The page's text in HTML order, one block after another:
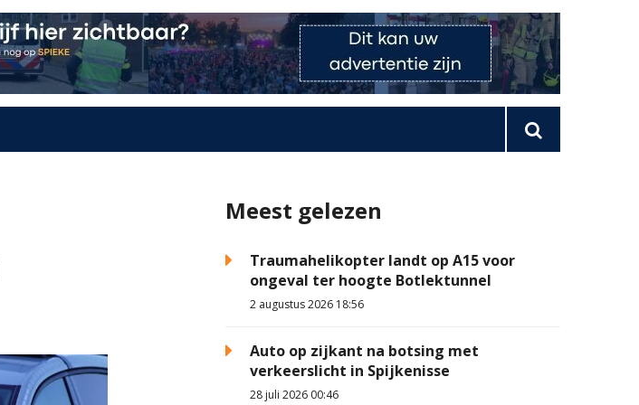
Meest gelezen
Traumahelikopter landt op A15 voor
ongeval ter hoogte Botlektunnel
2 augustus 2026 18:56
Auto op zijkant na botsing met
verkeerslicht in Spijkenisse
28 juli 2026 00:46